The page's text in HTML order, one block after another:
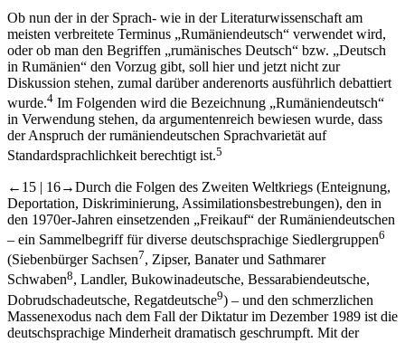
Ob nun der in der Sprach- wie in der Literaturwissenschaft am
meisten verbreitete Terminus „Rumäniendeutsch“ verwendet wird,
oder ob man den Begriffen „rumänisches Deutsch“ bzw. „Deutsch
in Rumänien“ den Vorzug gibt, soll hier und jetzt nicht zur
Diskussion stehen, zumal darüber anderenorts ausführlich debattiert
wurde.4 Im Folgenden wird die Bezeichnung „Rumäniendeutsch“
in Verwendung stehen, da argumentenreich bewiesen wurde, dass
der Anspruch der rumäniendeutschen Sprachvarietät auf
Standardsprachlichkeit berechtigt ist.5
←15 | 16→Durch die Folgen des Zweiten Weltkriegs (Enteignung,
Deportation, Diskriminierung, Assimilationsbestrebungen), den in
den 1970er-Jahren einsetzenden „Freikauf“ der Rumäniendeutschen
– ein Sammelbegriff für diverse deutschsprachige Siedlergruppen6
(Siebenbürger Sachsen7, Zipser, Banater und Sathmarer
Schwaben8, Landler, Bukowinadeutsche, Bessarabiendeutsche,
Dobrudschadeutsche, Regatdeutsche9) – und den schmerzlichen
Massenexodus nach dem Fall der Diktatur im Dezember 1989 ist die
deutschsprachige Minderheit dramatisch geschrumpft. Mit der